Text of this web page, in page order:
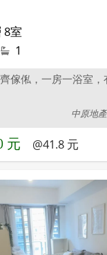
8室
1
傢俬，一房一浴室，
中原地產
元 @41.8 元